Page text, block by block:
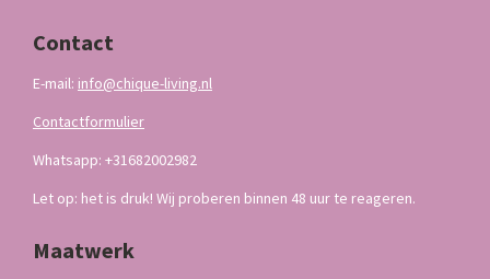
Contact
E-mail: info@chique-living.nl
Contactformulier
Whatsapp: +31682002982
Let op: het is druk! Wij proberen binnen 48 uur te reageren.
Maatwerk